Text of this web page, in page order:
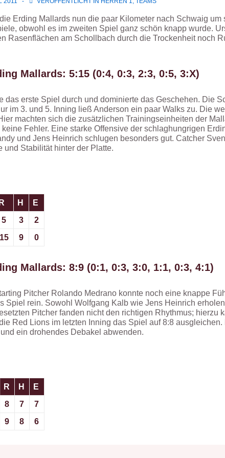
Erding Mallards nun die paar Kilometer nach Schwaig
obwohl es im zweiten Spiel ganz schön knapp wurde.
Rasenflächen am Schollbach durch die Trockenheit noch
Mallards: 5:15 (0:4, 0:3, 2:3, 0:5, 3:X)
das erste Spiel durch und dominierte das Geschehen. Die
im 3. und 5. Inning ließ Anderson ein paar Walks zu. Die
machten sich die zusätzlichen Trainingseinheiten der
Fehler. Eine starke Offensive der schlaghungrigen
und Jens Heinrich schlugen besonders gut. Catcher
Stabilität hinter der Platte.
R H
E
5 3
2
15 9 0
Mallards: 8:9 (0:1, 0:3, 3:0, 1:1, 0:3, 4:1)
Pitcher Rolando Medrano konnte noch eine knappe
Spiel rein. Sowohl Wolfgang Kalb wie Jens Heinrich
Pitcher fanden nicht den richtigen Rhythmus; hierzu
Red Lions im letzten Inning das Spiel auf 8:8
ein drohendes Debakel abwenden.
R H
E
8 7
7
9 8 6